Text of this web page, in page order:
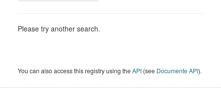
Please try another search.
You can also access this registry using theAPI (see Documente API).